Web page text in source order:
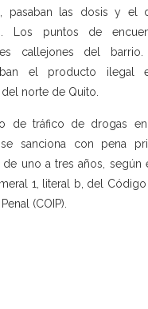
pasaban las dosis y el
Los puntos de
callejones del barrio.
el producto ilegal
norte de Quito.
de tráfico de drogas en
sanciona con pena
de uno a tres años, según
1, literal b, del
(COIP).